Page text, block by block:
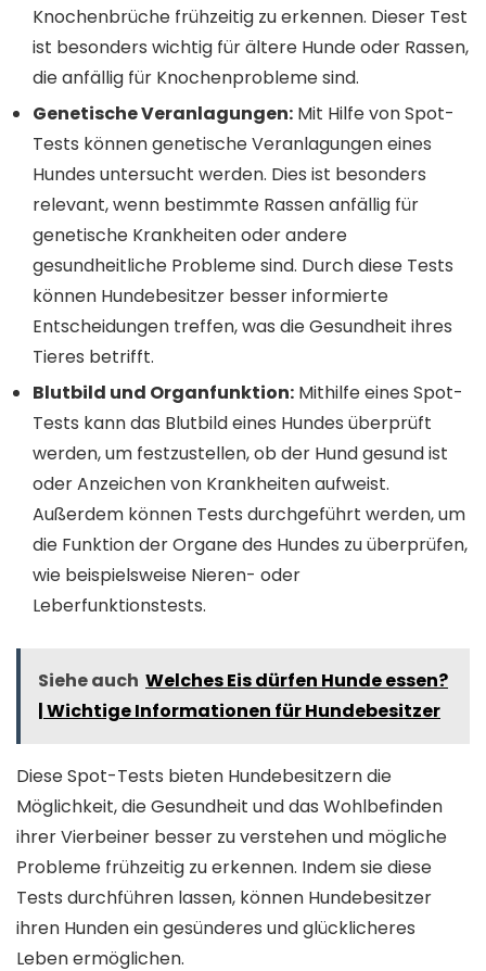
Knochenbrüche frühzeitig zu erkennen. Dieser Test
ist besonders wichtig für ältere Hunde oder Rassen,
die anfällig für Knochenprobleme sind.
Genetische Veranlagungen: Mit Hilfe von Spot-
Tests können genetische Veranlagungen eines
Hundes untersucht werden. Dies ist besonders
relevant, wenn bestimmte Rassen anfällig für
genetische Krankheiten oder andere
gesundheitliche Probleme sind. Durch diese Tests
können Hundebesitzer besser informierte
Entscheidungen treffen, was die Gesundheit ihres
Tieres betrifft.
Blutbild und Organfunktion: Mithilfe eines Spot-
Tests kann das Blutbild eines Hundes überprüft
werden, um festzustellen, ob der Hund gesund ist
oder Anzeichen von Krankheiten aufweist.
Außerdem können Tests durchgeführt werden, um
die Funktion der Organe des Hundes zu überprüfen,
wie beispielsweise Nieren- oder
Leberfunktionstests.
Siehe auch Welches Eis dürfen Hunde essen?
| Wichtige Informationen für Hundebesitzer
Diese Spot-Tests bieten Hundebesitzern die
Möglichkeit, die Gesundheit und das Wohlbefinden
ihrer Vierbeiner besser zu verstehen und mögliche
Probleme frühzeitig zu erkennen. Indem sie diese
Tests durchführen lassen, können Hundebesitzer
ihren Hunden ein gesünderes und glücklicheres
Leben ermöglichen.